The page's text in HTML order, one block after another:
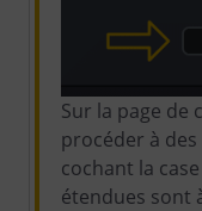
Sur la page de
procéder à
cochant la
étendues sont